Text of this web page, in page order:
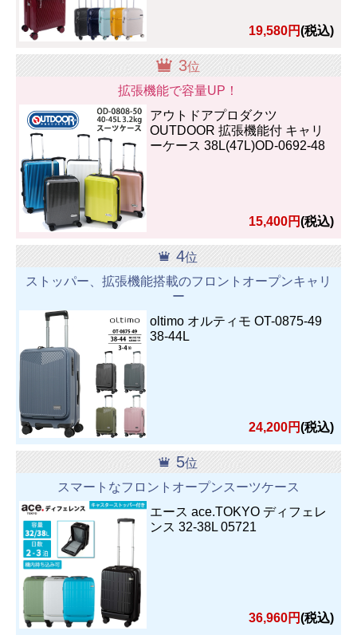
19,580円(税込)
3位
拡張機能で容量UP！
アウトドアプロダクツ
OUTDOOR 拡張機能付 キャリ
ーケース 38L(47L)OD-0692-48
15,400円(税込)
4位
ストッパー、拡張機能搭載のフロントオープンキャリ
ー
oltimo オルティモ OT-0875-49
38-44L
24,200円(税込)
5位
スマートなフロントオープンスーツケース
エース ace.TOKYO ディフェレ
ンス 32-38L 05721
36,960円(税込)